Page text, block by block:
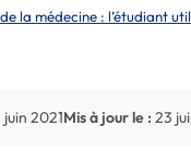
la médecine : l’étudiant
juin 2021Mis à jour le : 23